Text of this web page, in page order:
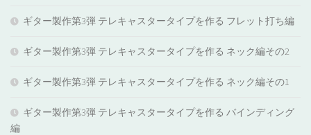
ギター製作第3弾 テレキャスタータイプを作る フレット打ち編
ギター製作第3弾 テレキャスタータイプを作る ネック編その2
ギター製作第3弾 テレキャスタータイプを作る ネック編その1
ギター製作第3弾 テレキャスタータイプを作る バインディング
編